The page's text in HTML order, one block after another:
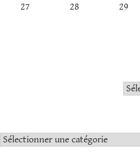
27
28 29
Catégories